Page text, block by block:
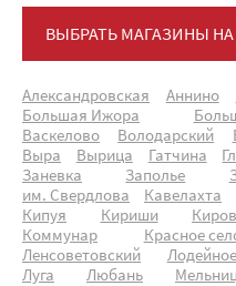
ВЫБРАТЬ МАГАЗИНЫ НА
Александровская Аннино
Большая Ижора
Васкелово
Володарский
Выра
Вырица Гатчина
Заневка
Заполье
им. Свердлова
Кавелахта
Кипуя
Кириши
Коммунар
Красное
Ленсоветовский
Луга
Любань